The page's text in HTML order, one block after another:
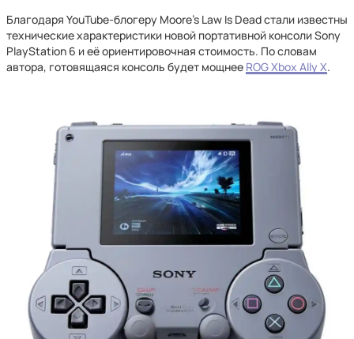
Благодаря YouTube-блогеру Moore’s Law Is Dead стали известны
технические характеристики новой портативной консоли Sony
PlayStation 6 и её ориентировочная стоимость. По словам
автора, готовящаяся консоль будет мощнее ROG Xbox Ally X.